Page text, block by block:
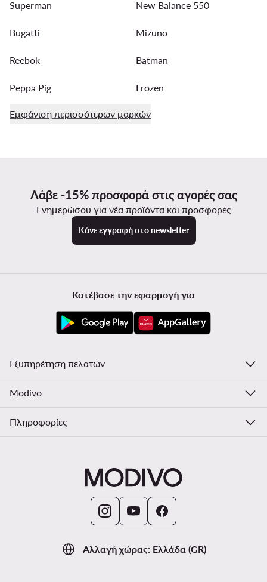
Superman New Balance 550
Bugatti Mizuno
Reebok Batman
Peppa Pig Frozen
Εμφάνιση περισσότερων μαρκών
Λάβε -15% προσφορά στις αγορές σας
Ενημερώσου για νέα προϊόντα και προσφορές
Κάνε εγγραφή στο newsletter
Αλλαγή χώρας: Ελλάδα (GR)
Κατέβασε την εφαρμογή για
Εξυπηρέτηση πελατών
Modivo
Πληροφορίες